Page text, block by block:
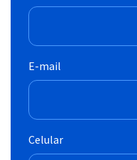
E-mail
Celular